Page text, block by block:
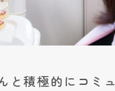
と積極的にコミ